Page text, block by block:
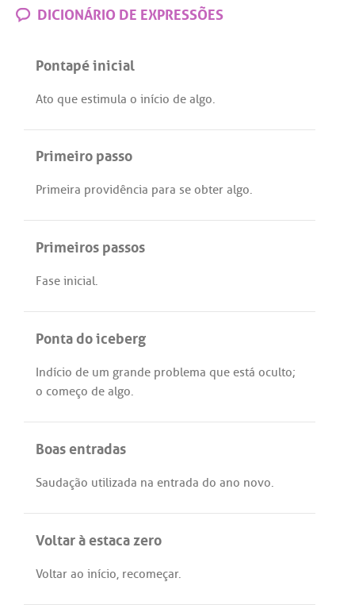
DICIONÁRIO DE EXPRESSÕES
Pontapé inicial
Ato que estimula o início de algo.
Primeiro passo
Primeira providência para se obter algo.
Primeiros passos
Fase inicial.
Ponta do iceberg
Indício de um grande problema que está oculto;
o começo de algo.
Boas entradas
Saudação utilizada na entrada do ano novo.
Voltar à estaca zero
Voltar ao início, recomeçar.